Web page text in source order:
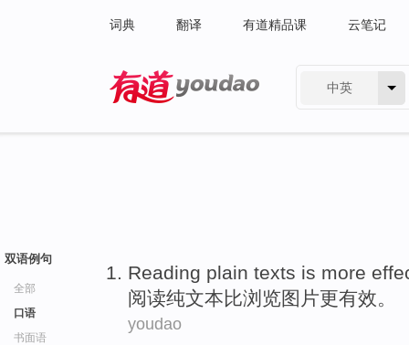
词典 翻译 有道精品课 云笔记
中英
双语例句
全部
口语
书面语
Reading plain texts is more
阅读纯文本比浏览图片更有效。
youdao